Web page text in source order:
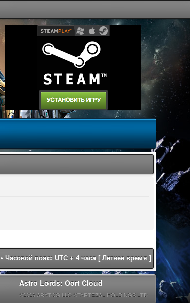
• Часовой пояс: UTC + 4 часа [ Летнее время ]
Astro Lords: Oort Cloud
©2026 ARATOG LLC ©TARTEZAL HOLDINGS LTD